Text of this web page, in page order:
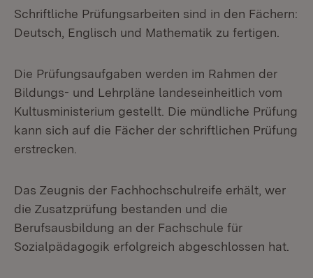
Schriftliche Prüfungsarbeiten sind in den Fächern:
Deutsch, Englisch und Mathematik zu fertigen.
Die Prüfungsaufgaben werden im Rahmen der
Bildungs- und Lehrpläne landeseinheitlich vom
Kultusministerium gestellt. Die mündliche Prüfung
kann sich auf die Fächer der schriftlichen Prüfung
erstrecken.
Das Zeugnis der Fachhochschulreife erhält, wer
die Zusatzprüfung bestanden und die
Berufsausbildung an der Fachschule für
Sozialpädagogik erfolgreich abgeschlossen hat.